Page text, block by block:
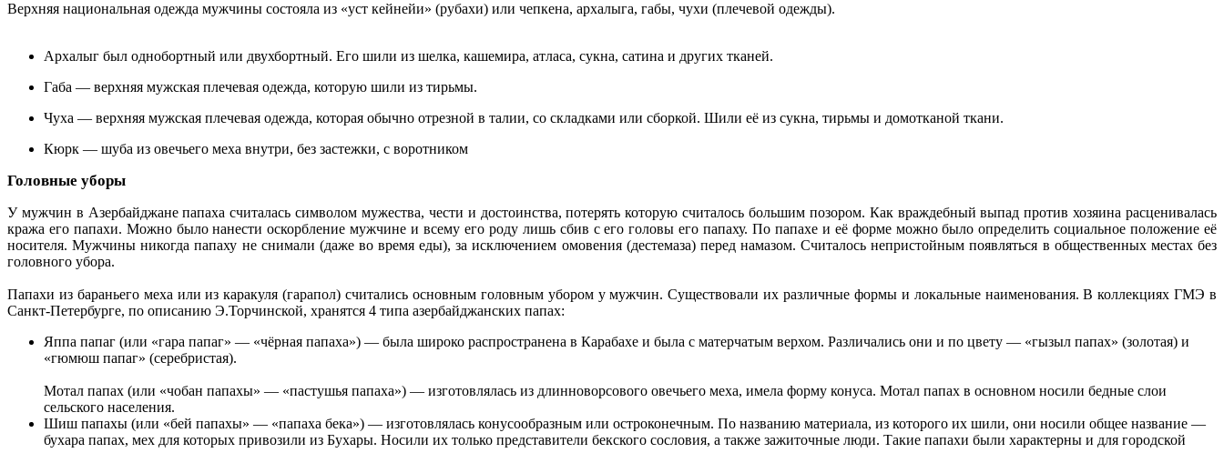
Верхняя национальная одежда мужчины состояла из «уст кейнейи» (рубахи) или чепкена, архалыга, габы, чухи (плечевой одежды).
Архалыг был однобортный или двухбортный. Его шили из шелка, кашемира, атласа, сукна, сатина и других тканей.
Габа — верхняя мужская плечевая одежда, которую шили из тирьмы.
Чуха — верхняя мужская плечевая одежда, которая обычно отрезной в талии, со складками или сборкой. Шили её из сукна, тирьмы и домотканой ткани.
Кюрк — шуба из овечьего меха внутри, без застежки, с воротником
Головные уборы
У мужчин в Азербайджане папаха считалась символом мужества, чести и достоинства, потерять которую считалось большим позором. Как враждебный выпад против хозяина расценивалась
кража его папахи. Можно было нанести оскорбление мужчине и всему его роду лишь сбив с его головы его папаху. По папахе и её форме можно было определить социальное положение её
носителя. Мужчины никогда папаху не снимали (даже во время еды), за исключением омовения (дестемаза) перед намазом. Считалось непристойным появляться в общественных местах без
головного убора.
Папахи из бараньего меха или из каракуля (гарапол) считались основным головным убором у мужчин. Существовали их различные формы и локальные наименования. В коллекциях ГМЭ в
Санкт-Петербурге, по описанию Э.Торчинской, хранятся 4 типа азербайджанских папах:
Яппа папаг (или «гара папаг» — «чёрная папаха») — была широко распространена в Карабахе и была с матерчатым верхом. Различались они и по цвету — «гызыл папах» (золотая) и
«гюмюш папаг» (серебристая).
Мотал папах (или «чобан папахы» — «пастушья папаха») — изготовлялась из длинноворсового овечьего меха, имела форму конуса. Мотал папах в основном носили бедные слои
сельского населения.
Шиш папахы (или «бей папахы» — «папаха бека») — изготовлялась конусообразным или остроконечным. По названию материала, из которого их шили, они носили общее название —
бухара папах, мех для которых привозили из Бухары. Носили их только представители бекского сословия, а также зажиточные люди. Такие папахи были характерны и для городской